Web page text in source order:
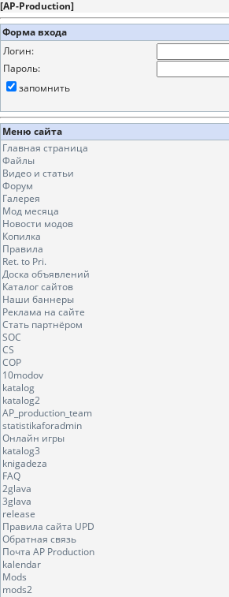
[AP-Production]
Форма входа
Логин:
Пароль:
запомнить
Меню сайта
Главная страница
Файлы
Видео и статьи
Форум
Галерея
Мод месяца
Новости модов
Копилка
Правила
Ret. to Pri.
Доска объявлений
Каталог сайтов
Наши баннеры
Реклама на сайте
Стать партнёром
SOC
CS
COP
10modov
katalog
katalog2
AP_production_team
statistikaforadmin
Онлайн игры
katalog3
knigadeza
FAQ
2glava
3glava
release
Правила сайта UPD
Обратная связь
Почта AP Production
kalendar
Mods
mods2